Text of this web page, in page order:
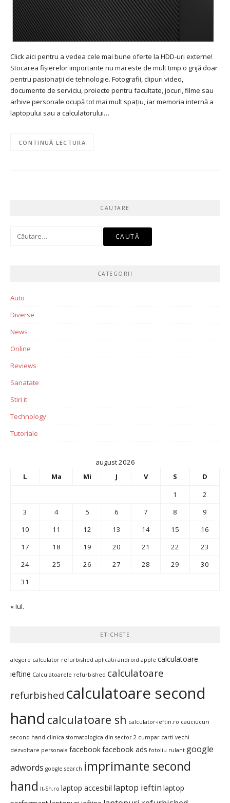
Click aici pentru a vedea cele mai bune oferte la HDD-uri externe!
Stocarea fișierelor importante nu mai este de mult timp o grijă doar
pentru pasionații de tehnologie. Fotografii, clipuri video,
documente de serviciu, proiecte pentru facultate, jocuri, filme sau
arhive personale ocupă tot mai mult spațiu, iar memoria internă a
laptopului sau a calculatorului…
CONTINUĂ LECTURA
CAUTARE
Caută
CATEGORII
Auto
Diverse
News
Online
Reviews
Sanatate
Stiri it
Technology
Tutoriale
august 2026
L
Ma Mi J V S
D
1
2
3
4 5 6 7 8
9
10
11 12 13 14 15
16
17
18 19 20 21 22
23
24
25 26 27 28 29
30
31
« iul.
ETICHETE
alegere calculator refurbished aplicatii android apple calculatoare
ieftine Calculatoarele refurbished calculatoare
refurbished calculatoare second
hand calculatoare sh calculator-ieftin.ro cauciucuri
second hand clinica stomatologica din sector 2 cumpar carti vechi
dezvoltare personala facebookfacebook ads fotoliu rulant google
adwords google search imprimante second
hand It-Sh.ro laptop accesibil laptop ieftin laptop